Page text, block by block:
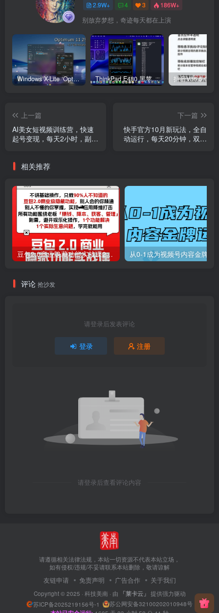
2.9W+ 4 3 186W+
别放弃梦想，奇迹每天都在上演
Windows X-Lite ‘Optimum 11’ 25H2 Pro v2 ThinkPad E480 黑苹果完美Tahoe的EFI分享（2026.03.01更新） 抖音V36.5.0 内
上一篇
AI美女短视频训练营，快速
起号变现，每天2小时，副业
下一篇
快手官方10月新玩法，全自
动运行，每天20分钟，双重
相关推荐
豆包2.0商业隐藏功能实战课2026，1个功能解决1个实际生意问题，学完就能用 从0-1成为视频号内容金牌运
评论 抢沙发
请登录后发表评论
登录 注册
请登录后查看评论内容
请遵循相关法律法规，本站一切资源不代表本站立场，
如有侵权/违规/不妥请联系本站删除，敬请谅解
友链申请 免责声明 广告合作 关于我们
Copyright © 2025 · 科技美南 · 由 「莱卡云」 提供强力驱动
苏ICP备2025219156号-1
苏公网安备32100202010948号